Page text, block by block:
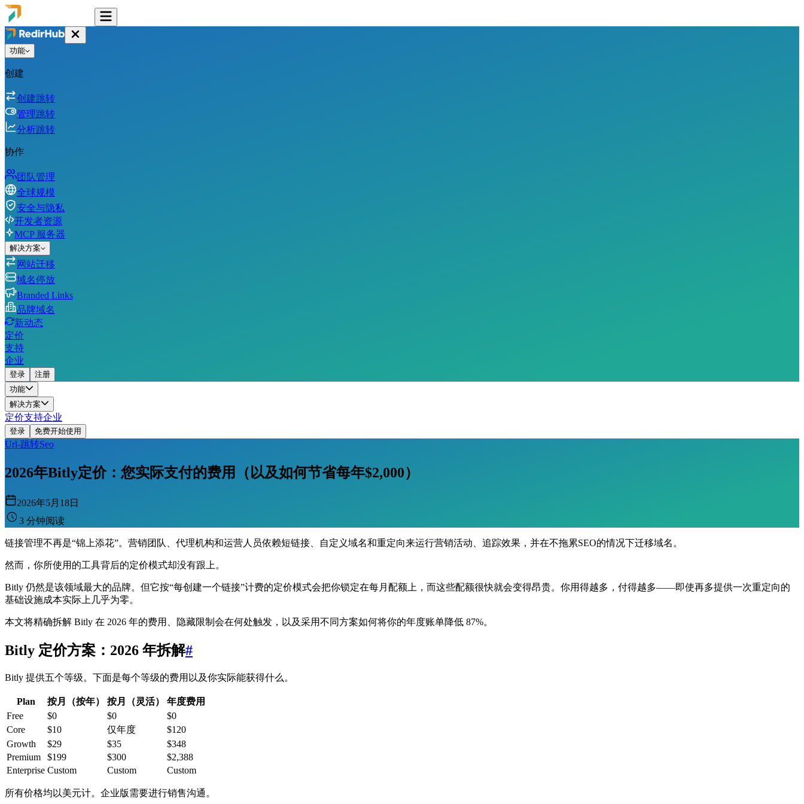
功能
创建
创建跳转
管理跳转
分析跳转
协作
团队管理
全球规模
安全与隐私
开发者资源
MCP 服务器
解决方案
网站迁移
域名停放
Branded Links
品牌域名
新动态
定价
支持
企业
登录
注册
功能
解决方案
定价支持企业
登录 免费开始使用
Url-跳转Seo
2026年Bitly定价：您实际支付的费用（以及如何节省每年$2,000）
2026年5月18日
3 分钟阅读
链接管理不再是“锦上添花”。营销团队、代理机构和运营人员依赖短链接、自定义域名和重定向来运行营销活动、追踪效果，并在不拖累SEO的情况下迁移域名。
然而，你所使用的工具背后的定价模式却没有跟上。
Bitly 仍然是该领域最大的品牌。但它按“每创建一个链接”计费的定价模式会把你锁定在每月配额上，而这些配额很快就会变得昂贵。你用得越多，付得越多——即使再多提供一次重定向的
基础设施成本实际上几乎为零。
本文将精确拆解 Bitly 在 2026 年的费用、隐藏限制会在何处触发，以及采用不同方案如何将你的年度账单降低 87%。
Bitly 定价方案：2026 年拆解#
Bitly 提供五个等级。下面是每个等级的费用以及你实际能获得什么。
Plan 按月（按年） 按月（灵活）
年度费用
Free
$0 $0
$0
Core
$10 仅年度
$120
Growth
$29 $35
$348
Premium
$199 $300
$2,388
Enterprise Custom Custom Custom
所有价格均以美元计。企业版需要进行销售沟通。